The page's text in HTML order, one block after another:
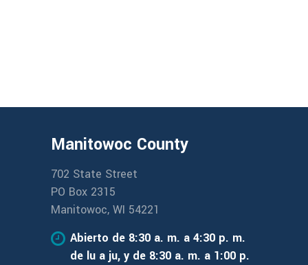
Manitowoc County
702 State Street
PO Box 2315
Manitowoc, WI 54221
Abierto de 8:30 a. m. a 4:30 p. m.
de lu a ju, y de 8:30 a. m. a 1:00 p.